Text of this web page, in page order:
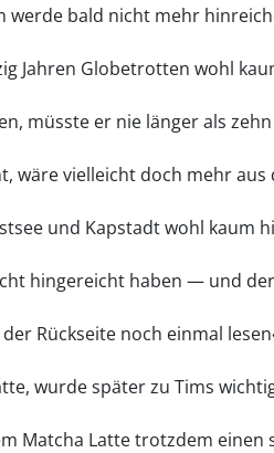
werde bald nicht mehr
Jahren Globetrotten wohl
müsste er nie länger als
wäre vielleicht doch mehr aus
und Kapstadt wohl kaum
hingereicht haben — und
Rückseite noch einmal
wurde später zu Tims
Matcha Latte trotzdem einen